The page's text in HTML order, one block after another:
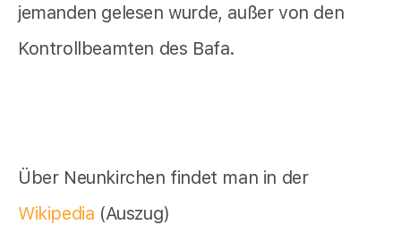
jemanden gelesen wurde, außer von den
Kontrollbeamten des Bafa.
Über Neunkirchen findet man in der
Wikipedia (Auszug)